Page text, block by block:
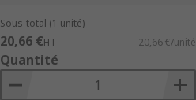
Sous-total (1 unité)
20,66 €HT 20,66 €/unité
Quantité